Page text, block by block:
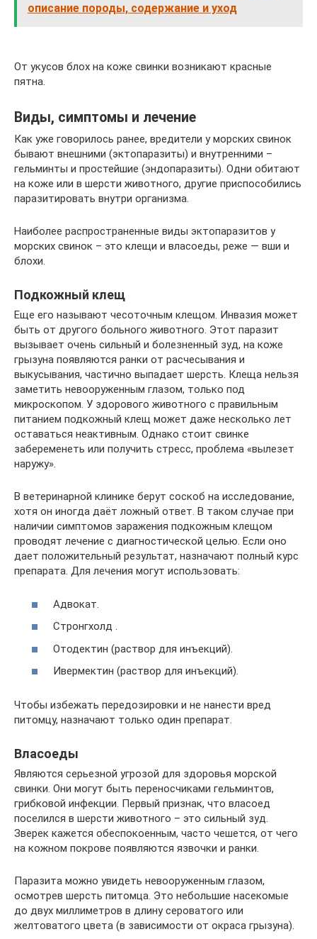
описание породы, содержание и уход
От укусов блох на коже свинки возникают красные
пятна.
Виды, симптомы и лечение
Как уже говорилось ранее, вредители у морских свинок
бывают внешними (эктопаразиты) и внутренними –
гельминты и простейшие (эндопаразиты). Одни обитают
на коже или в шерсти животного, другие приспособились
паразитировать внутри организма.
Наиболее распространенные виды эктопаразитов у
морских свинок – это клещи и власоеды, реже — вши и
блохи.
Подкожный клещ
Еще его называют чесоточным клещом. Инвазия может
быть от другого больного животного. Этот паразит
вызывает очень сильный и болезненный зуд, на коже
грызуна появляются ранки от расчесывания и
выкусывания, частично выпадает шерсть. Клеща нельзя
заметить невооруженным глазом, только под
микроскопом. У здорового животного с правильным
питанием подкожный клещ может даже несколько лет
оставаться неактивным. Однако стоит свинке
забеременеть или получить стресс, проблема «вылезет
наружу».
В ветеринарной клинике берут соскоб на исследование,
хотя он иногда даёт ложный ответ. В таком случае при
наличии симптомов заражения подкожным клещом
проводят лечение с диагностической целью. Если оно
дает положительный результат, назначают полный курс
препарата. Для лечения могут использовать:
Адвокат.
Стронгхолд .
Отодектин (раствор для инъекций).
Ивермектин (раствор для инъекций).
Чтобы избежать передозировки и не нанести вред
питомцу, назначают только один препарат.
Власоеды
Являются серьезной угрозой для здоровья морской
свинки. Они могут быть переносчиками гельминтов,
грибковой инфекции. Первый признак, что власоед
поселился в шерсти животного – это сильный зуд.
Зверек кажется обеспокоенным, часто чешется, от чего
на кожном покрове появляются язвочки и ранки.
Паразита можно увидеть невооруженным глазом,
осмотрев шерсть питомца. Это небольшие насекомые
до двух миллиметров в длину сероватого или
желтоватого цвета (в зависимости от окраса грызуна).